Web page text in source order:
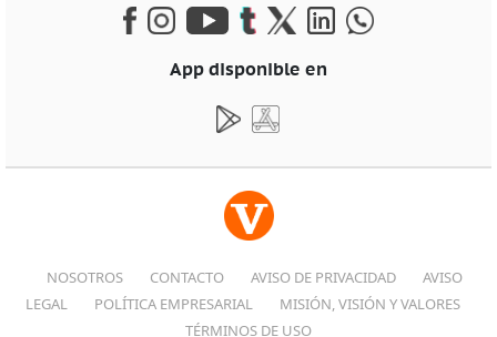
App disponible en
NOSOTROS CONTACTO AVISO DE PRIVACIDAD
AVISO
LEGAL
POLÍTICA EMPRESARIAL
MISIÓN, VISIÓN Y VALORES
TÉRMINOS DE USO